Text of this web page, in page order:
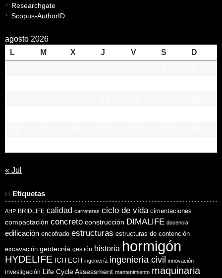
Researchgate
Scopus-AuthorID
agosto 2026
L
M X J V S
D
« Jul
Etiquetas
AHP BRIDLIFE calidad carreteras ciclo de vida cimentaciones
compactación concreto construcción DIMALIFE docencia
edificación encofrado estructuras estructuras de contención
excavación geotecnia gestión historia hormigón
HYDELIFE ICITECH ingeniería ingeniería civil innovación
investigación Life Cycle Assessment mantenimiento maquinaria